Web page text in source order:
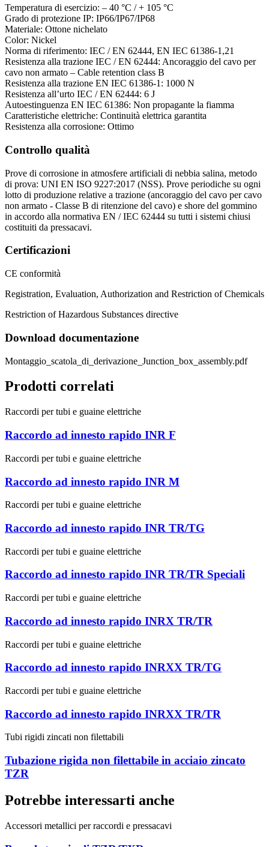
Temperatura di esercizio: – 40 °C / + 105 °C
Grado di protezione IP: IP66/IP67/IP68
Materiale: Ottone nichelato
Color: Nickel
Norma di riferimento: IEC / EN 62444, EN IEC 61386-1,21
Resistenza alla trazione IEC / EN 62444: Ancoraggio del cavo per
cavo non armato – Cable retention class B
Resistenza alla trazione EN IEC 61386-1: 1000 N
Resistenza all’urto IEC / EN 62444: 6 J
Autoestinguenza EN IEC 61386: Non propagante la fiamma
Caratteristiche elettriche: Continuità elettrica garantita
Resistenza alla corrosione: Ottimo
Controllo qualità
Prove di corrosione in atmosfere artificiali di nebbia salina, metodo
di prova: UNI EN ISO 9227:2017 (NSS). Prove periodiche su ogni
lotto di produzione relative a trazione (ancoraggio del cavo per cavo
non armato - Classe B di ritenzione del cavo) e shore del gommino
in accordo alla normativa EN / IEC 62444 su tutti i sistemi chiusi
costituiti da pressacavi.
Certificazioni
CE conformità
Registration, Evaluation, Authorization and Restriction of Chemicals
Restriction of Hazardous Substances directive
Download documentazione
Montaggio_scatola_di_derivazione_Junction_box_assembly.pdf
Prodotti correlati
Raccordi per tubi e guaine elettriche
Raccordo ad innesto rapido INR F
Raccordi per tubi e guaine elettriche
Raccordo ad innesto rapido INR M
Raccordi per tubi e guaine elettriche
Raccordo ad innesto rapido INR TR/TG
Raccordi per tubi e guaine elettriche
Raccordo ad innesto rapido INR TR/TR Speciali
Raccordi per tubi e guaine elettriche
Raccordo ad innesto rapido INRX TR/TR
Raccordi per tubi e guaine elettriche
Raccordo ad innesto rapido INRXX TR/TG
Raccordi per tubi e guaine elettriche
Raccordo ad innesto rapido INRXX TR/TR
Tubi rigidi zincati non filettabili
Tubazione rigida non filettabile in acciaio zincato
TZR
Potrebbe interessarti anche
Accessori metallici per raccordi e pressacavi